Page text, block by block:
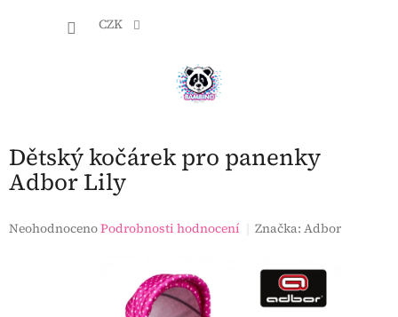
CZK
Dětský kočárek pro panenky
Adbor Lily
Průměrné
NeohodnocenoPodrobnosti hodnocení Značka:Adbor